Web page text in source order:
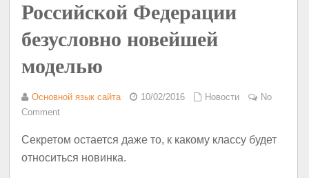
Российской Федерации
безусловно новейшей
моделью
Основной язык сайта 10/02/2016 Новости
No
Comment
Секретом остается даже то, к какому классу будет
относиться новинка.